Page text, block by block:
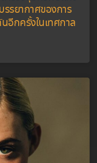
รยากาศของการ
อีกครั้งในเทศกาล